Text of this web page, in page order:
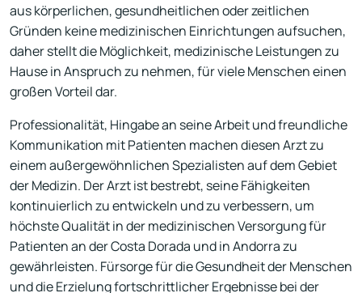
aus körperlichen, gesundheitlichen oder zeitlichen
Gründen keine medizinischen Einrichtungen aufsuchen,
daher stellt die Möglichkeit, medizinische Leistungen zu
Hause in Anspruch zu nehmen, für viele Menschen einen
großen Vorteil dar.
Professionalität, Hingabe an seine Arbeit und freundliche
Kommunikation mit Patienten machen diesen Arzt zu
einem außergewöhnlichen Spezialisten auf dem Gebiet
der Medizin. Der Arzt ist bestrebt, seine Fähigkeiten
kontinuierlich zu entwickeln und zu verbessern, um
höchste Qualität in der medizinischen Versorgung für
Patienten an der Costa Dorada und in Andorra zu
gewährleisten. Fürsorge für die Gesundheit der Menschen
und die Erzielung fortschrittlicher Ergebnisse bei der